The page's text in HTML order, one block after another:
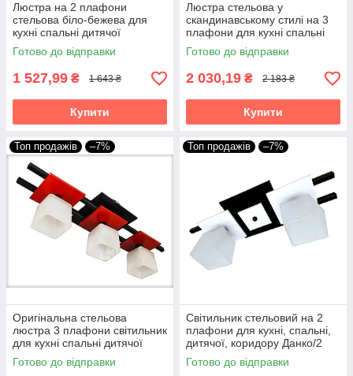
Люстра на 2 плафони
стельова біло-бежева для
кухні спальні дитячої
коридору Данко/2
Готово до відправки
1 527,99 ₴ 1 643 ₴
Купити
Люстра стельова у
скандинавському стилі на 3
плафони для кухні спальні
дитячої коридору Данко/3
біло-бежева
Готово до відправки
2 030,19 ₴ 2 183 ₴
Купити
Топ продажів –7%
Оригінальна стельова
люстра 3 плафони світильник
для кухні спальні дитячої
кімнгати коридору чорно-
червона Данко/3
Готово до відправки
Топ продажів –7%
Світильник стельовий на 2
плафони для кухні, спальні,
дитячої, коридору Данко/2
коричнево-білий
Готово до відправки